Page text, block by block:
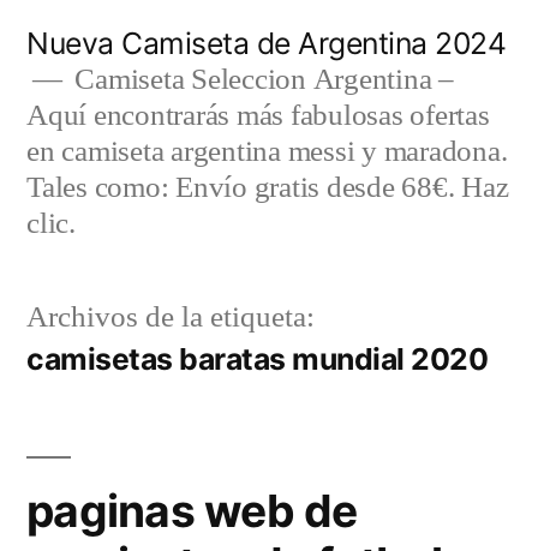
contenido
Nueva Camiseta de Argentina 2024
Camiseta Seleccion Argentina –
Aquí encontrarás más fabulosas ofertas
en camiseta argentina messi y maradona.
Tales como: Envío gratis desde 68€. Haz
clic.
Archivos de la etiqueta:
camisetas baratas mundial 2020
paginas web de